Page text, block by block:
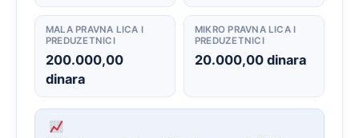
MALA PRAVNA LICA I
PREDUZETNICI
200.000,00
dinara
MIKRO PRAVNA LICA I
PREDUZETNICI
20.000,00 dinara